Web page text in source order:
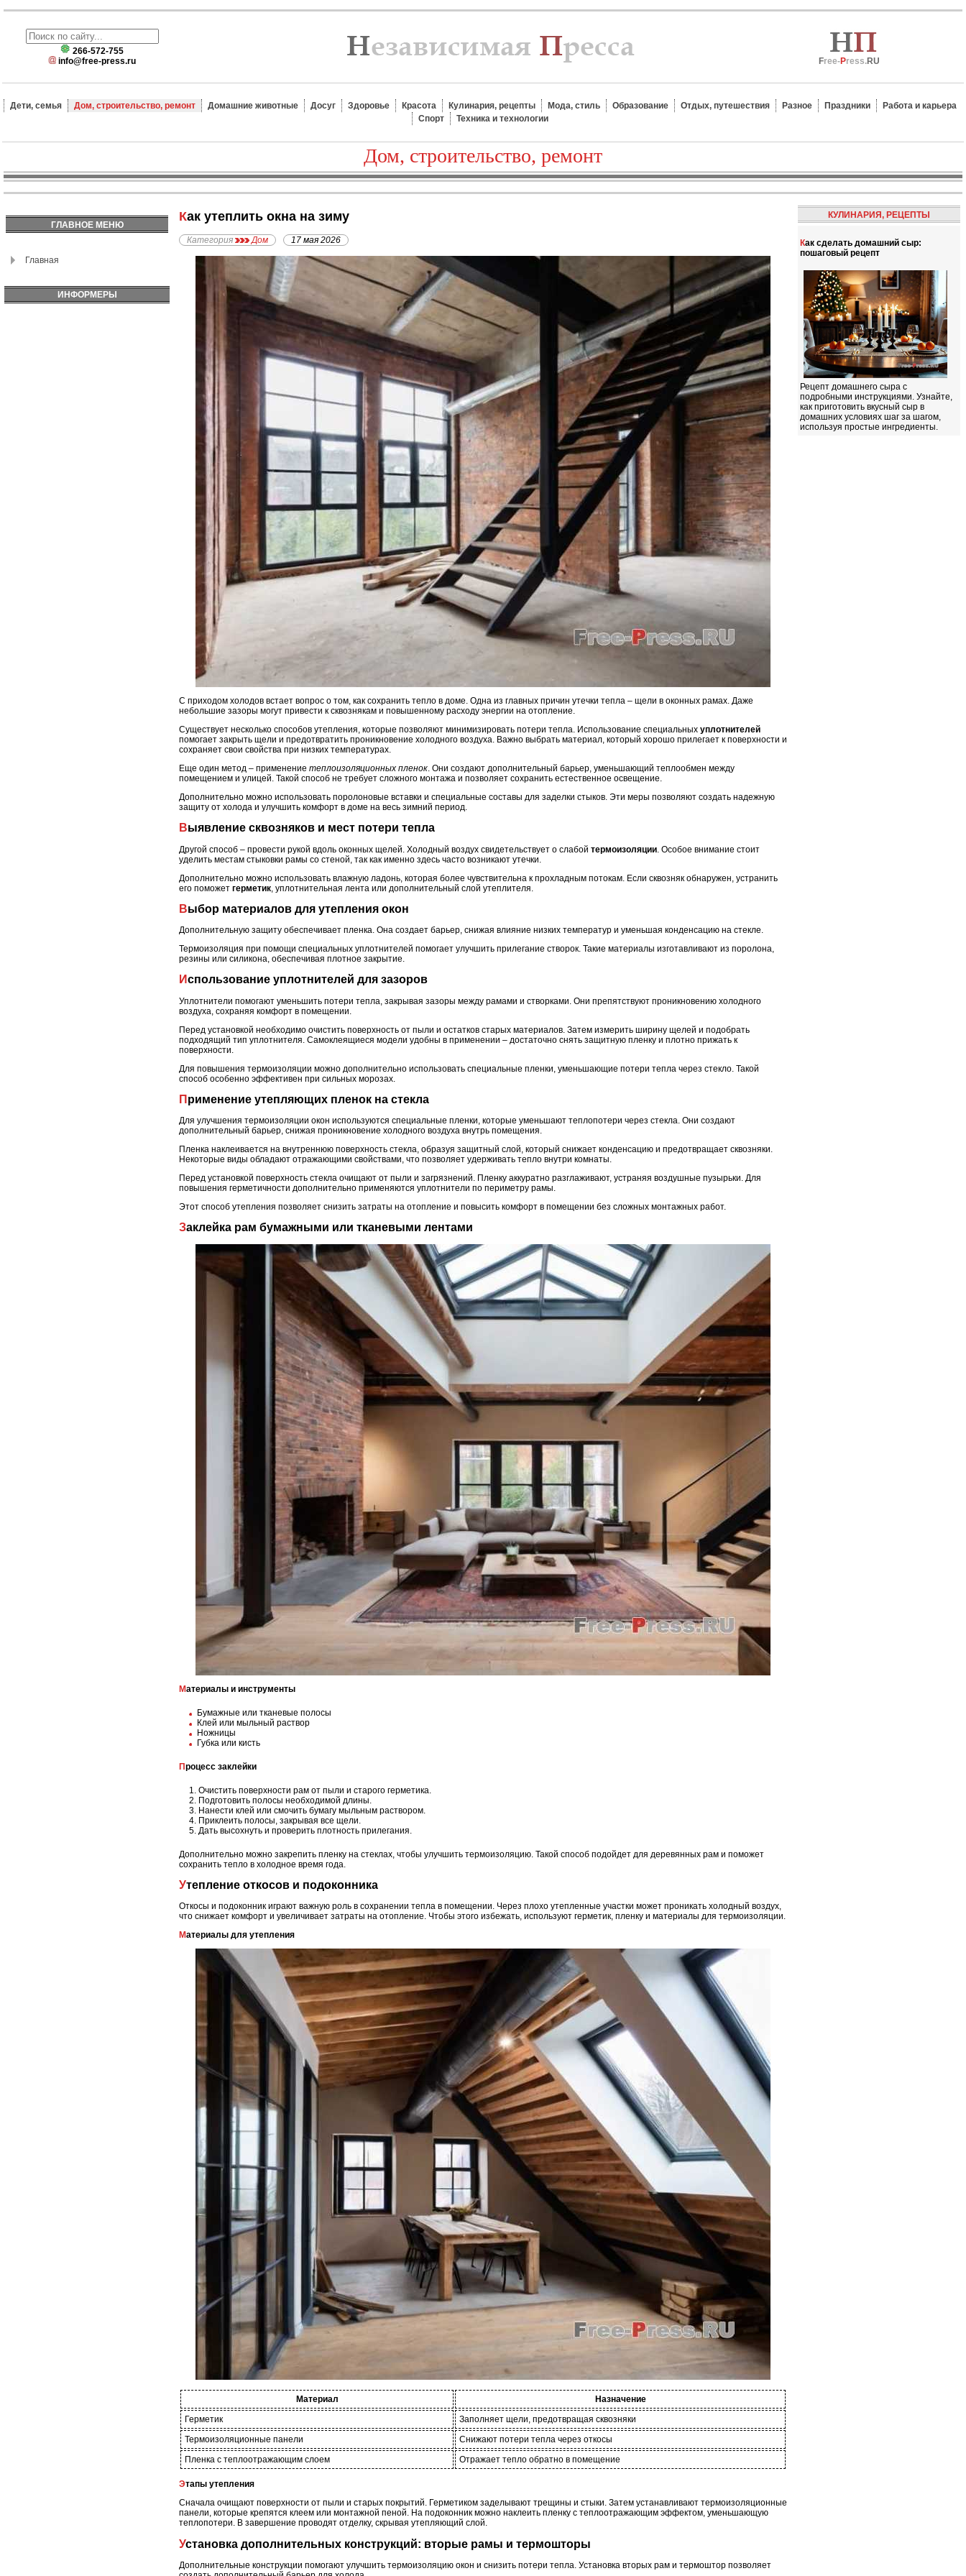
266-572-755
info@free-press.ru
Free-Press.RU
Дети, семья Дом, строительство, ремонт Домашние животные Досуг Здоровье Красота Кулинария, рецепты Мода, стиль Образование Отдых, путешествия Разное Праздники
Работа и карьера
Спорт
Техника и технологии
Дом, строительство, ремонт
ГЛАВНОЕ МЕНЮ
Главная
ИНФОРМЕРЫ
Как утеплить окна на зиму
Категория Дом 17 мая 2026
С приходом холодов встает вопрос о том, как сохранить тепло в доме. Одна из главных причин утечки тепла – щели в оконных рамах. Даже
небольшие зазоры могут привести к сквознякам и повышенному расходу энергии на отопление.
Существует несколько способов утепления, которые позволяют минимизировать потери тепла. Использование специальных уплотнителей
помогает закрыть щели и предотвратить проникновение холодного воздуха. Важно выбрать материал, который хорошо прилегает к поверхности и
сохраняет свои свойства при низких температурах.
Еще один метод – применение теплоизоляционных пленок. Они создают дополнительный барьер, уменьшающий теплообмен между
помещением и улицей. Такой способ не требует сложного монтажа и позволяет сохранить естественное освещение.
Дополнительно можно использовать поролоновые вставки и специальные составы для заделки стыков. Эти меры позволяют создать надежную
защиту от холода и улучшить комфорт в доме на весь зимний период.
Выявление сквозняков и мест потери тепла
Другой способ – провести рукой вдоль оконных щелей. Холодный воздух свидетельствует о слабой термоизоляции . Особое внимание стоит
уделить местам стыковки рамы со стеной, так как именно здесь часто возникают утечки.
Дополнительно можно использовать влажную ладонь, которая более чувствительна к прохладным потокам. Если сквозняк обнаружен, устранить
его поможет герметик , уплотнительная лента или дополнительный слой утеплителя.
Выбор материалов для утепления окон
Дополнительную защиту обеспечивает пленка. Она создает барьер, снижая влияние низких температур и уменьшая конденсацию на стекле.
Термоизоляция при помощи специальных уплотнителей помогает улучшить прилегание створок. Такие материалы изготавливают из поролона,
резины или силикона, обеспечивая плотное закрытие.
Использование уплотнителей для зазоров
Уплотнители помогают уменьшить потери тепла, закрывая зазоры между рамами и створками. Они препятствуют проникновению холодного
воздуха, сохраняя комфорт в помещении.
Перед установкой необходимо очистить поверхность от пыли и остатков старых материалов. Затем измерить ширину щелей и подобрать
подходящий тип уплотнителя. Самоклеящиеся модели удобны в применении – достаточно снять защитную пленку и плотно прижать к
поверхности.
Для повышения термоизоляции можно дополнительно использовать специальные пленки, уменьшающие потери тепла через стекло. Такой
способ особенно эффективен при сильных морозах.
Применение утепляющих пленок на стекла
Для улучшения термоизоляции окон используются специальные пленки, которые уменьшают теплопотери через стекла. Они создают
дополнительный барьер, снижая проникновение холодного воздуха внутрь помещения.
Пленка наклеивается на внутреннюю поверхность стекла, образуя защитный слой, который снижает конденсацию и предотвращает сквозняки.
Некоторые виды обладают отражающими свойствами, что позволяет удерживать тепло внутри комнаты.
Перед установкой поверхность стекла очищают от пыли и загрязнений. Пленку аккуратно разглаживают, устраняя воздушные пузырьки. Для
повышения герметичности дополнительно применяются уплотнители по периметру рамы.
Этот способ утепления позволяет снизить затраты на отопление и повысить комфорт в помещении без сложных монтажных работ.
Заклейка рам бумажными или тканевыми лентами
Материалы и инструменты
Бумажные или тканевые полосы
Клей или мыльный раствор
Ножницы
Губка или кисть
Процесс заклейки
Очистить поверхности рам от пыли и старого герметика.
Подготовить полосы необходимой длины.
Нанести клей или смочить бумагу мыльным раствором.
Приклеить полосы, закрывая все щели.
Дать высохнуть и проверить плотность прилегания.
Дополнительно можно закрепить пленку на стеклах, чтобы улучшить термоизоляцию. Такой способ подойдет для деревянных рам и поможет
сохранить тепло в холодное время года.
Утепление откосов и подоконника
Откосы и подоконник играют важную роль в сохранении тепла в помещении. Через плохо утепленные участки может проникать холодный воздух,
что снижает комфорт и увеличивает затраты на отопление. Чтобы этого избежать, используют герметик, пленку и материалы для термоизоляции.
Материалы для утепления
Материал
Назначение
Герметик
Заполняет щели, предотвращая сквозняки
Термоизоляционные панели
Снижают потери тепла через откосы
Пленка с теплоотражающим слоем
Отражает тепло обратно в помещение
Этапы утепления
Сначала очищают поверхности от пыли и старых покрытий. Герметиком заделывают трещины и стыки. Затем устанавливают термоизоляционные
панели, которые крепятся клеем или монтажной пеной. На подоконник можно наклеить пленку с теплоотражающим эффектом, уменьшающую
теплопотери. В завершение проводят отделку, скрывая утепляющий слой.
Установка дополнительных конструкций: вторые рамы и термошторы
Дополнительные конструкции помогают улучшить термоизоляцию окон и снизить потери тепла. Установка вторых рам и термоштор позволяет
КУЛИНАРИЯ, РЕЦЕПТЫ
Как сделать домашний сыр:
пошаговый рецепт
Рецепт домашнего сыра с
подробными инструкциями. Узнайте,
как приготовить вкусный сыр в
домашних условиях шаг за шагом,
используя простые ингредиенты.